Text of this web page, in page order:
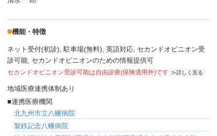
機能・特徴
ネット受付(初診) 駐車場(無料) 英語対応 セカンドオピニオン受
診可能 セカンドオピニオンのための情報提供可
セカンドオピニオン受診可能は自由診療(保険適用外)です 詳しく見る
地域医療連携体制あり
連携医療機関
北九州市立八幡病院
製鉄記念八幡病院